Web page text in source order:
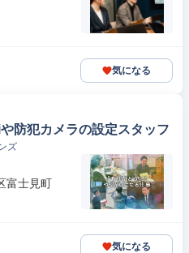
気になる
防犯カメラの設定スタッフ
ズ
富士見町
気になる